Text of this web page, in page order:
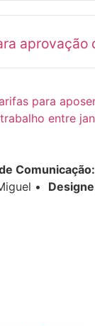
para
entre
Comunicação:
•